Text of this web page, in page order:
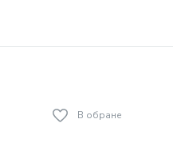
В обране